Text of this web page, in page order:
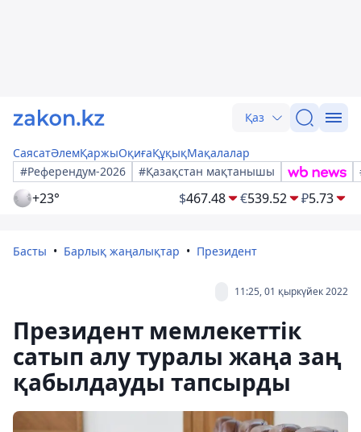
Қаз
СаясатӘлемҚаржыОқиғаҚұқықМақалалар
#Референдум-2026
#Қазақстан мақтанышы
+23° $467.48 €539.52 ₽5.73
Басты Барлық жаңалықтар Президент
11:25, 01 қыркүйек 2022
Президент мемлекеттік
сатып алу туралы жаңа заң
қабылдауды тапсырды